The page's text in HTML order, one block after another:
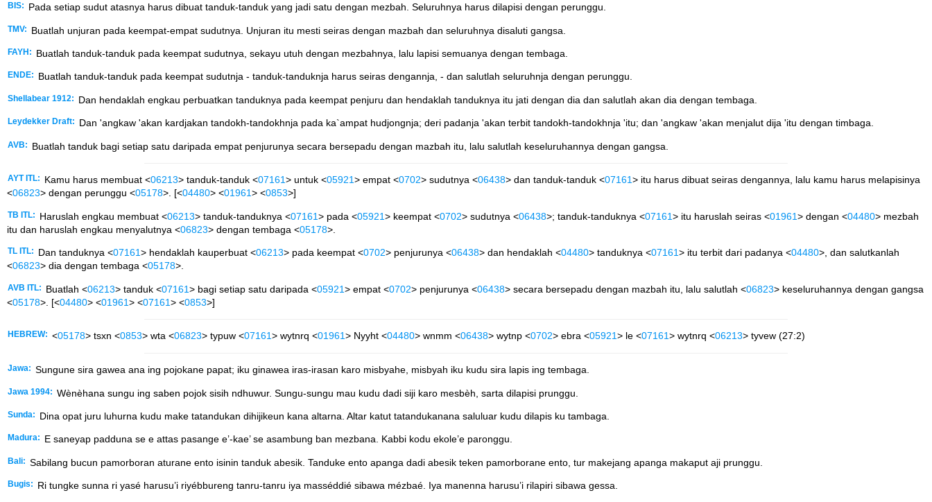
BIS: Pada setiap sudut atasnya harus dibuat tanduk-tanduk yang jadi satu dengan mezbah. Seluruhnya harus dilapisi dengan perunggu.
TMV: Buatlah unjuran pada keempat-empat sudutnya. Unjuran itu mesti seiras dengan mazbah dan seluruhnya disaluti gangsa.
FAYH: Buatlah tanduk-tanduk pada keempat sudutnya, sekayu utuh dengan mezbahnya, lalu lapisi semuanya dengan tembaga.
ENDE: Buatlah tanduk-tanduk pada keempat sudutnja - tanduk-tanduknja harus seiras dengannja, - dan salutlah seluruhnja dengan perunggu.
Shellabear 1912: Dan hendaklah engkau perbuatkan tanduknya pada keempat penjuru dan hendaklah tanduknya itu jati dengan dia dan salutlah akan dia dengan tembaga.
Leydekker Draft: Dan 'angkaw 'akan kardjakan tandokh-tandokhnja pada ka`ampat hudjongnja; deri padanja 'akan terbit tandokh-tandokhnja 'itu; dan 'angkaw 'akan menjalut dija 'itu dengan timbaga.
AVB: Buatlah tanduk bagi setiap satu daripada empat penjurunya secara bersepadu dengan mazbah itu, lalu salutlah keseluruhannya dengan gangsa.
AYT ITL: Kamu harus membuat <06213> tanduk-tanduk <07161> untuk <05921> empat <0702> sudutnya <06438> dan tanduk-tanduk <07161> itu harus dibuat seiras dengannya, lalu kamu harus melapisinya
<06823> dengan perunggu <05178>. [<04480> <01961> <0853>]
TB ITL: Haruslah engkau membuat <06213> tanduk-tanduknya <07161> pada <05921> keempat <0702> sudutnya <06438>; tanduk-tanduknya <07161> itu haruslah seiras <01961> dengan <04480> mezbah
itu dan haruslah engkau menyalutnya <06823> dengan tembaga <05178>.
TL ITL: Dan tanduknya <07161> hendaklah kauperbuat <06213> pada keempat <0702> penjurunya <06438> dan hendaklah <04480> tanduknya <07161> itu terbit dari padanya <04480>, dan salutkanlah
<06823> dia dengan tembaga <05178>.
AVB ITL: Buatlah <06213> tanduk <07161> bagi setiap satu daripada <05921> empat <0702> penjurunya <06438> secara bersepadu dengan mazbah itu, lalu salutlah <06823> keseluruhannya dengan gangsa
<05178>. [<04480> <01961> <07161> <0853>]
HEBREW: <05178> tsxn <0853> wta <06823> typuw <07161> wytnrq <01961> Nyyht <04480> wnmm <06438> wytnp <0702> ebra <05921> le <07161> wytnrq <06213> tyvew (27:2)
Jawa: Sungune sira gawea ana ing pojokane papat; iku ginawea iras-irasan karo misbyahe, misbyah iku kudu sira lapis ing tembaga.
Jawa 1994: Wènèhana sungu ing saben pojok sisih ndhuwur. Sungu-sungu mau kudu dadi siji karo mesbèh, sarta dilapisi prunggu.
Sunda: Dina opat juru luhurna kudu make tatandukan dihijikeun kana altarna. Altar katut tatandukanana saluluar kudu dilapis ku tambaga.
Madura: E saneyap padduna se e attas pasange e’-kae’ se asambung ban mezbana. Kabbi kodu ekole’e paronggu.
Bali: Sabilang bucun pamorboran aturane ento isinin tanduk abesik. Tanduke ento apanga dadi abesik teken pamorborane ento, tur makejang apanga makaput aji prunggu.
Bugis: Ri tungke sunna ri yasé harusu’i riyébbureng tanru-tanru iya masséddié sibawa mézbaé. Iya manenna harusu’i rilapiri sibawa gessa.